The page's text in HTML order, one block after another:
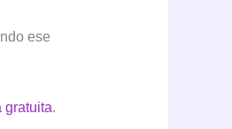
ese
gratuita.